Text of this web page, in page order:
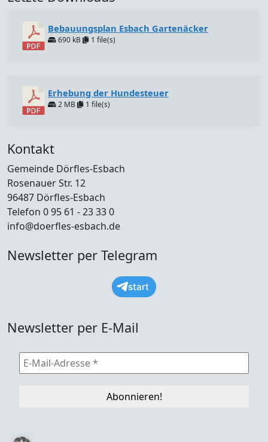
Bebauungsplan Esbach Gartenäcker
690 kB 1 file(s)
Erhebung der Hundesteuer
2 MB 1 file(s)
Kontakt
Gemeinde Dörfles-Esbach
Rosenauer Str. 12
96487 Dörfles-Esbach
Telefon 0 95 61 - 23 33 0
info@doerfles-esbach.de
Newsletter per Telegram
start
Newsletter per E-Mail